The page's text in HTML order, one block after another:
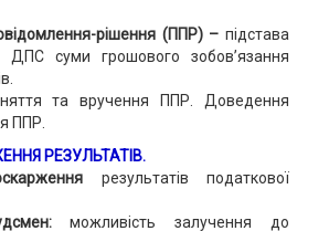
рішення (ППР) – підстава
ДПС суми грошового зобов’язання
та вручення ППР. Доведення
ППР.
РЕЗУЛЬТАТІВ.
результатів податкової
можливість залучення до